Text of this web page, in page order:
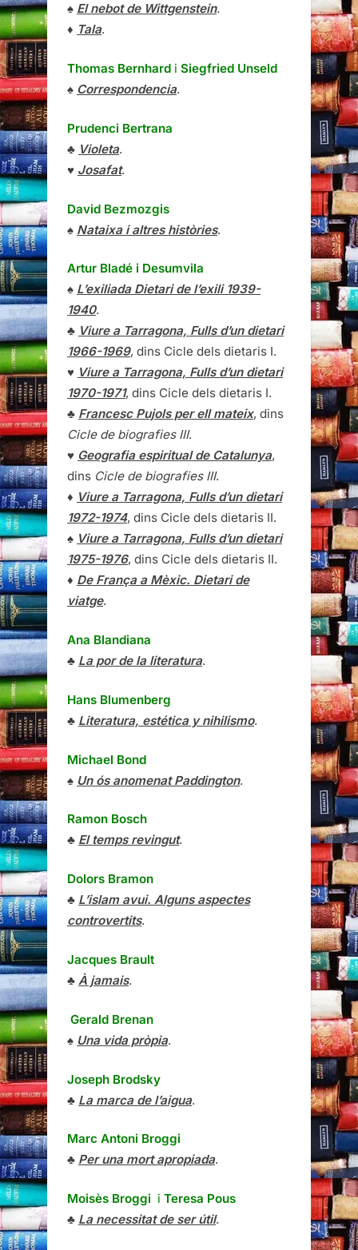
♠ El nebot de Wittgenstein.
♦ Tala.
Thomas Bernhard i Siegfried Unseld
♠ Correspondencia.
Prudenci Bertrana
♣ Violeta.
♥ Josafat.
David Bezmozgis
♠ Nataixa i altres històries.
Artur Bladé i Desumvila
♠ L’exiliada Dietari de l’exili 1939-
1940.
♣ Viure a Tarragona, Fulls d’un dietari
1966-1969, dins Cicle dels dietaris I.
♥ Viure a Tarragona, Fulls d’un dietari
1970-1971, dins Cicle dels dietaris I.
♣ Francesc Pujols per ell mateix, dins
Cicle de biografies III.
♥ Geografia espiritual de Catalunya,
dins Cicle de biografies III.
♦ Viure a Tarragona, Fulls d’un dietari
1972-1974, dins Cicle dels dietaris II.
♠ Viure a Tarragona, Fulls d’un dietari
1975-1976, dins Cicle dels dietaris II.
♦ De França a Mèxic. Dietari de
viatge.
Ana Blandiana
♣ La por de la literatura.
Hans Blumenberg
♣ Literatura, estética y nihilismo.
Michael Bond
♠ Un ós anomenat Paddington.
Ramon Bosch
♣ El temps revingut.
Dolors Bramon
♣ L’islam avui. Alguns aspectes
controvertits.
Jacques Brault
♣ À jamais.
Gerald Brenan
♠ Una vida pròpia.
Joseph Brodsky
♣ La marca de l’aigua.
Marc Antoni Broggi
♣ Per una mort apropiada.
Moisès Broggi i Teresa Pous
♣ La necessitat de ser útil.